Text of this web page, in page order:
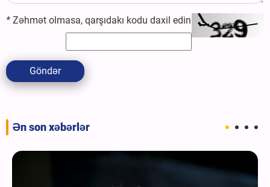
* Zəhmət olmasa, qarşıdakı kodu daxil edin
Göndər
Ən son xəbərlər